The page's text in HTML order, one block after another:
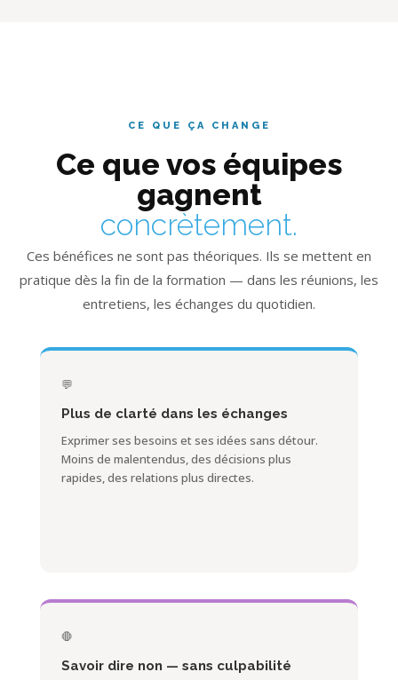
CE QUE ÇA CHANGE
Ce que vos équipes
gagnent
concrètement.
Ces bénéfices ne sont pas théoriques. Ils se mettent en
pratique dès la fin de la formation — dans les réunions, les
entretiens, les échanges du quotidien.
💬
Plus de clarté dans les échanges
Exprimer ses besoins et ses idées sans détour.
Moins de malentendus, des décisions plus
rapides, des relations plus directes.
🛑
Savoir dire non — sans culpabilité